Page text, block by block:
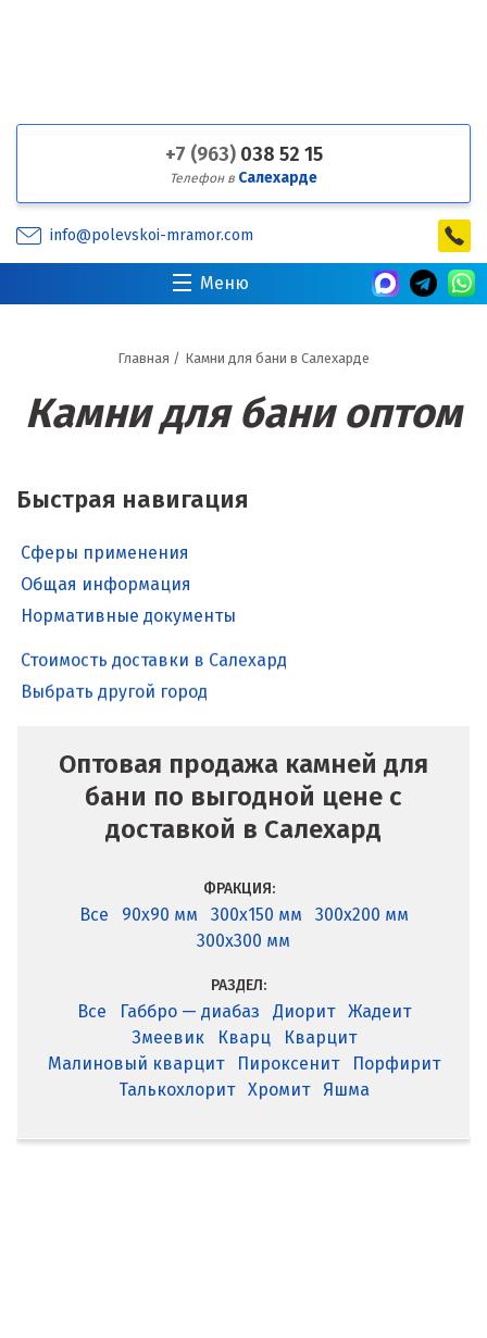
+7 (963) 038 52 15
Телефон в Салехарде
info@polevskoi-mramor.com
Меню
Главная / Камни для бани в Салехарде
Камни для бани оптом
Быстрая навигация
Сферы применения
Общая информация
Нормативные документы
Стоимость доставки в Салехард
Выбрать другой город
Оптовая продажа камней для
бани по выгодной цене с
доставкой в Салехард
ФРАКЦИЯ:
Все 90x90 мм 300x150 мм
300x200 мм
300x300 мм
РАЗДЕЛ:
Все Габбро — диабаз Диорит
Жадеит
Змеевик
Кварц
Кварцит
Малиновый кварцит
Пироксенит
Порфирит
Талькохлорит
Хромит Яшма